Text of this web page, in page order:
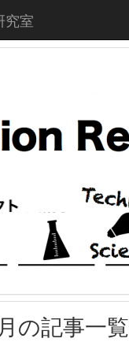
究室
の記事一覧